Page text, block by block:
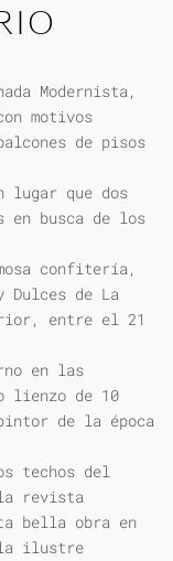
Modernista,
motivos
de pisos
lugar que dos
busca de los
confitería,
Dulces de La
entre el 21
en las
lienzo de 10
de la época
techos del
revista
bella obra en
ilustre